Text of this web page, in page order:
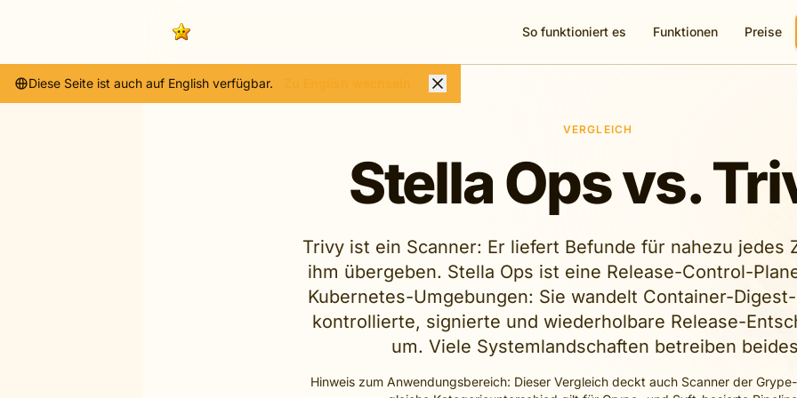
So funktioniert es Funktionen Preise
VERGLEICH
Stella Ops vs.
Trivy ist ein Scanner: Er liefert Befunde für nahezu jedes
ihm übergeben. Stella Ops ist eine Release-Control-
Kubernetes-Umgebungen: Sie wandelt Container-
kontrollierte, signierte und wiederholbare Release-
um. Viele Systemlandschaften betreiben
Hinweis zum Anwendungsbereich: Dieser Vergleich deckt auch Scanner der
Diese Seite ist auch auf English verfügbar.